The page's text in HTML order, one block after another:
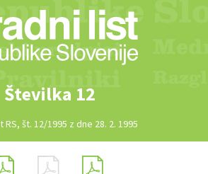
Številka 12
RS, št. 12/1995 z dne 28. 2. 1995